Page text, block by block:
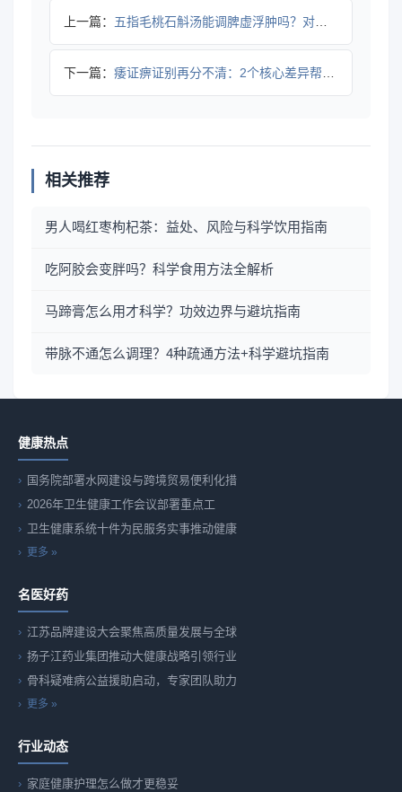
上一篇： 五指毛桃石斛汤能调脾虚浮肿吗？对症调理全攻略
下一篇： 痿证痹证别再分不清：2个核心差异帮你准确区分｜实用指南
相关推荐
男人喝红枣枸杞茶：益处、风险与科学饮用指南
吃阿胶会变胖吗？科学食用方法全解析
马蹄膏怎么用才科学？功效边界与避坑指南
带脉不通怎么调理？4种疏通方法+科学避坑指南
健康热点
国务院部署水网建设与跨境贸易便利化措
2026年卫生健康工作会议部署重点工
卫生健康系统十件为民服务实事推动健康
更多 »
名医好药
江苏品牌建设大会聚焦高质量发展与全球
扬子江药业集团推动大健康战略引领行业
骨科疑难病公益援助启动，专家团队助力
更多 »
行业动态
家庭健康护理怎么做才更稳妥